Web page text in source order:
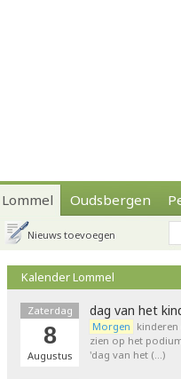
Lommel Oudsbergen
Nieuws toevoegen
Kalender Lommel
Zaterdag
8
Augustus
dag van het
Morgen
zien op het
'dag van het (…)